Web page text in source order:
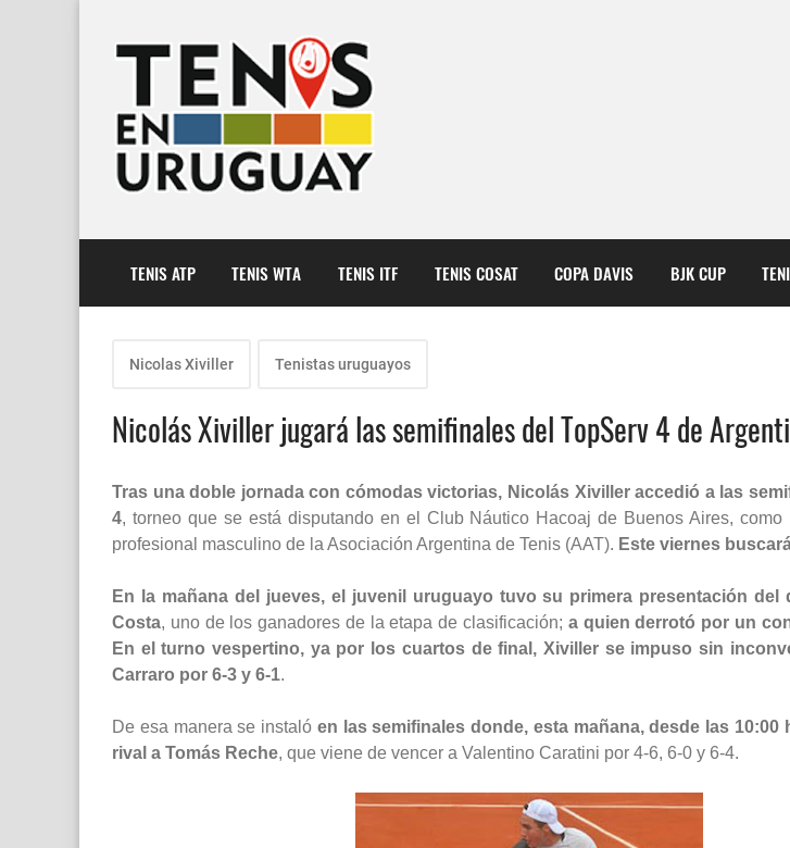
TENIS ATP TENIS WTA TENIS ITF TENIS COSAT COPA DAVIS BJK CUP
Nicolas Xiviller Tenistas uruguayos
Nicolás Xiviller jugará las semifinales del TopServ 4 de
Tras una doble jornada con cómodas victorias, Nicolás Xiviller accedió a las
4, torneo que se está disputando en el Club Náutico Hacoaj de Buenos Aires, como
profesional masculino de la Asociación Argentina de Tenis (AAT). Este viernes
En la mañana del jueves, el juvenil uruguayo tuvo su primera presentación del
Costa, uno de los ganadores de la etapa de clasificación; a quien derrotó por un
En el turno vespertino, ya por los cuartos de final, Xiviller se impuso sin
Carraro por 6-3 y 6-1.
De esa manera se instaló en las semifinales donde, esta mañana, desde las 10:00
rival a Tomás Reche, que viene de vencer a Valentino Caratini por 4-6, 6-0 y 6-4.